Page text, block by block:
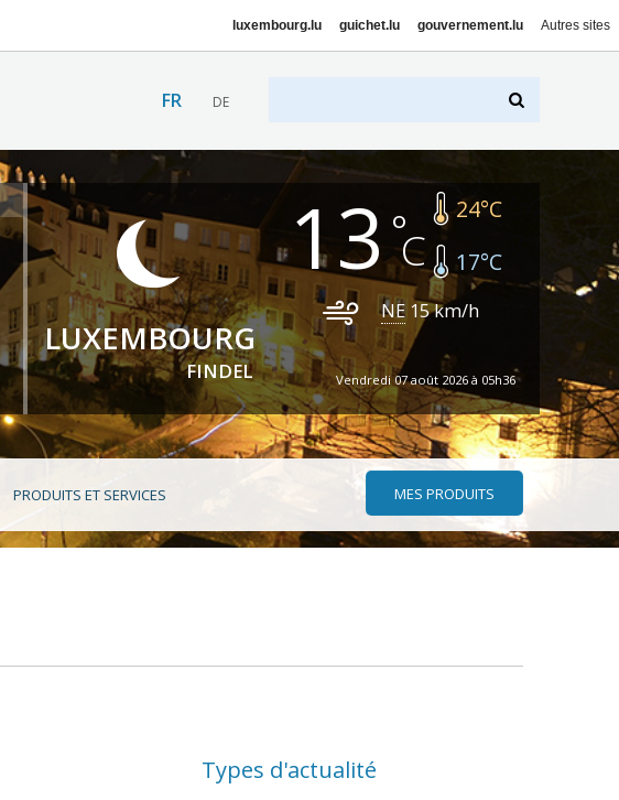
luxembourg.lu guichet.lu gouvernement.lu Autres sites
FR DE
LUXEMBOURG
FINDEL
13 24°C
17°C
NE 15km/h
Vendredi 07 août 2026 à 05h36
PRODUITS ET SERVICES MES PRODUITS
Types d'actualité